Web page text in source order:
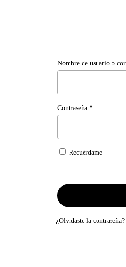
Nombre de usuario o
Contraseña *
Recuérdame
¿Olvidaste la contraseña?